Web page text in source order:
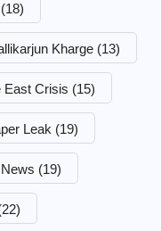
(18)
Kharge (13)
East Crisis (15)
Leak (19)
(19)